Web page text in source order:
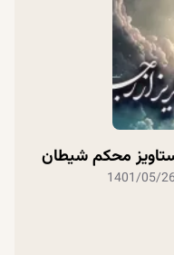
محکم شیطان
1401/05/26